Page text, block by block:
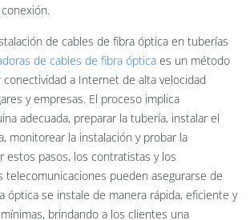
de cables de fibra óptica en tuberías
de cables de fibra óptica es un método
a Internet de alta velocidad
y empresas. El proceso implica
adecuada, preparar la tubería, instalar el
monitorear la instalación y probar la
estos pasos, los contratistas y los
telecomunicaciones pueden asegurarse de
óptica se instale de manera rápida, eficiente y
brindando a los clientes una